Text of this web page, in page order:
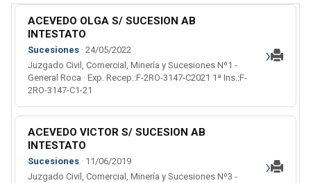
ACEVEDO OLGA S/ SUCESION AB
INTESTATO
Sucesiones · 24/05/2022
Juzgado Civil, Comercial, Minería y Sucesiones Nº1 -
General Roca · Exp. Recep.:F-2RO-3147-C2021 1ª Ins.:F-
2RO-3147-C1-21
›
ACEVEDO VICTOR S/ SUCESION AB
INTESTATO
Sucesiones · 11/06/2019
Juzgado Civil, Comercial, Minería y Sucesiones Nº3 -
›